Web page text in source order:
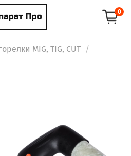
0
MIG, TIG, CUT